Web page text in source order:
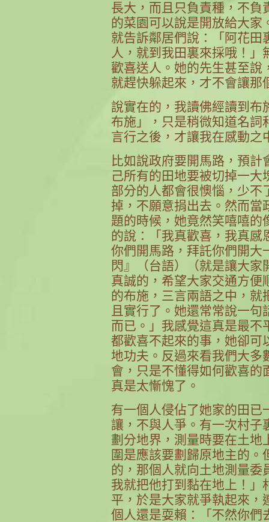
長大，而且只負責種，不負
的菜園可以說是開放給大家
就告訴鄰居們說：「阿花田
人，就到我田裏來採哦！
歡喜送人。她的先生甚至說
就趕快躲起來，才不會讓那
說實在的，我讀佛經讀到布
布施」，只是稍微知道名詞
言行之後，才讓我在感動之
比如說政府要開馬路，預
己所有的田地要被切掉一
部分的人都會很懊惱，少不
掉，不願意捐出去。然而當
題的時候，她竟然笑嘻嘻的
的說：「我真歡喜，我真感
你們開馬路，拜託你們開大
閃』（台語）（就是讓大
真誠的，希望大家交通方便
的布施，三言兩語之中，就
且實行了。她還常常說一
而已。」我感覺這真是最不
都歡喜不起來的事，她卻可
地功夫。反過來看我們大多
會，只是不懂得如何歡喜的
真是太慚愧了。
有一個人侵佔了她家的田已
讓，不與人爭。有一次村子
劃分地界，測量時要在土地
圍是應該要劃歸原地主的
的，那個人就向土地測量委
我就把他打到黏在地上！」
平，於是大家就爭執起來，
個人還是耍賴：「不然你們